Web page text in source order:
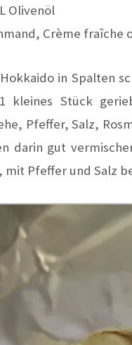
Olivenöl
Crème fraîche
in Spalten
kleines Stück
Pfeffer, Salz,
darin gut
mit Pfeffer und Salz